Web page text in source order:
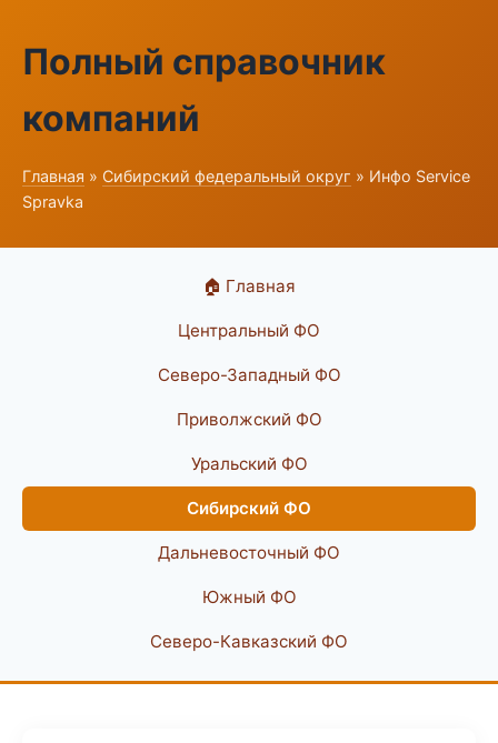
Полный справочник
компаний
Главная » Сибирский федеральный округ » Инфо Service
Spravka
🏠 Главная
Центральный ФО
Северо-Западный ФО
Приволжский ФО
Уральский ФО
Сибирский ФО
Дальневосточный ФО
Южный ФО
Северо-Кавказский ФО